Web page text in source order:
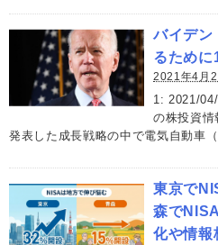
バイデン
るために
2021年4月2
1: 2021/
の株投資情
発表した成長戦略の中で電気自動車
東京で
森で
化や情報